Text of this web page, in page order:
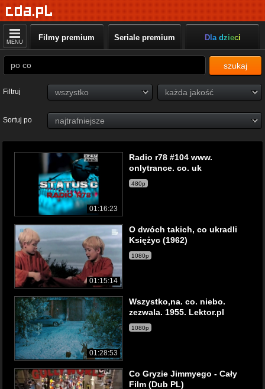
MENU Filmy premium Seriale premium Dla dzieci
szukaj
Filtruj
Sortuj po
01:16:23
Radio r78 #104 www.
onlytrance. co. uk
480p
01:15:14
O dwóch takich, co ukradli
Księżyc (1962)
1080p
01:28:53
Wszystko,na. co. niebo.
zezwala. 1955. Lektor.pl
1080p
Co Gryzie Jimmyego - Cały
Film (Dub PL)